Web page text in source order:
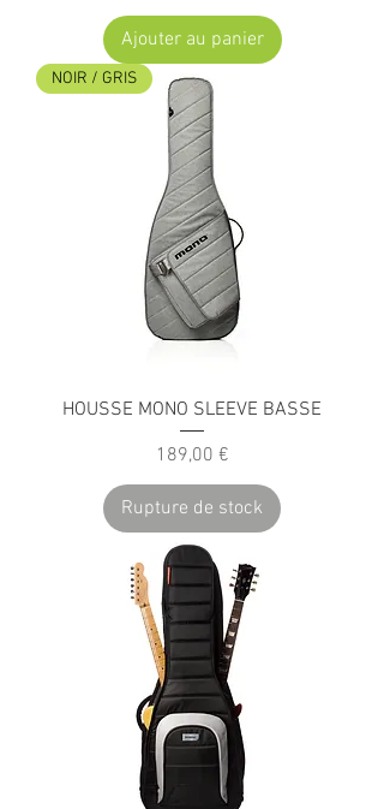
Ajouter au panier
NOIR / GRIS
HOUSSE MONO SLEEVE BASSE
Prix
189,00 €
Rupture de stock